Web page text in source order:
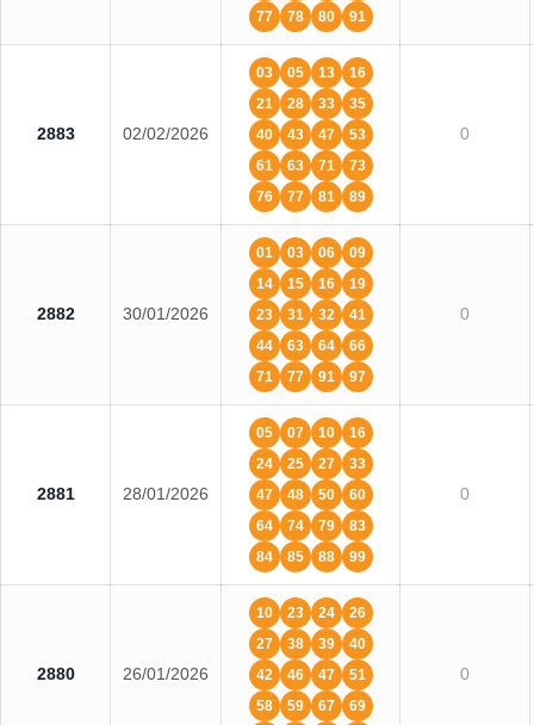
77
78 80 91
2883 02/02/2026
03 05 13
16
21
28 33
35
40
43 47
53
61
63 71
73
76
77 81 89
0
2882 30/01/2026
01 03 06
09
14
15 16
19
23
31 32
41
44
63 64
66
71
77 91 97
0
2881 28/01/2026
05 07 10
16
24
25 27
33
47
48 50
60
64
74 79
83
84
85 88 99
0
2880 26/01/2026
10 23 24
26
27
38 39
40
42
46 47
51
58
59 67
69
0